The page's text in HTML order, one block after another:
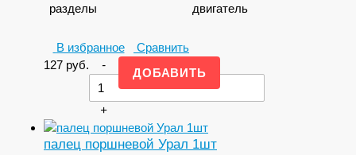
разделы
двигатель
В избранное
Сравнить
127 руб. -
+
палец поршневой Урал 1шт